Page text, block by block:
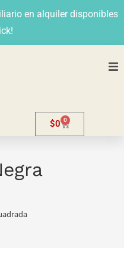
en alquiler disponibles
$0 0